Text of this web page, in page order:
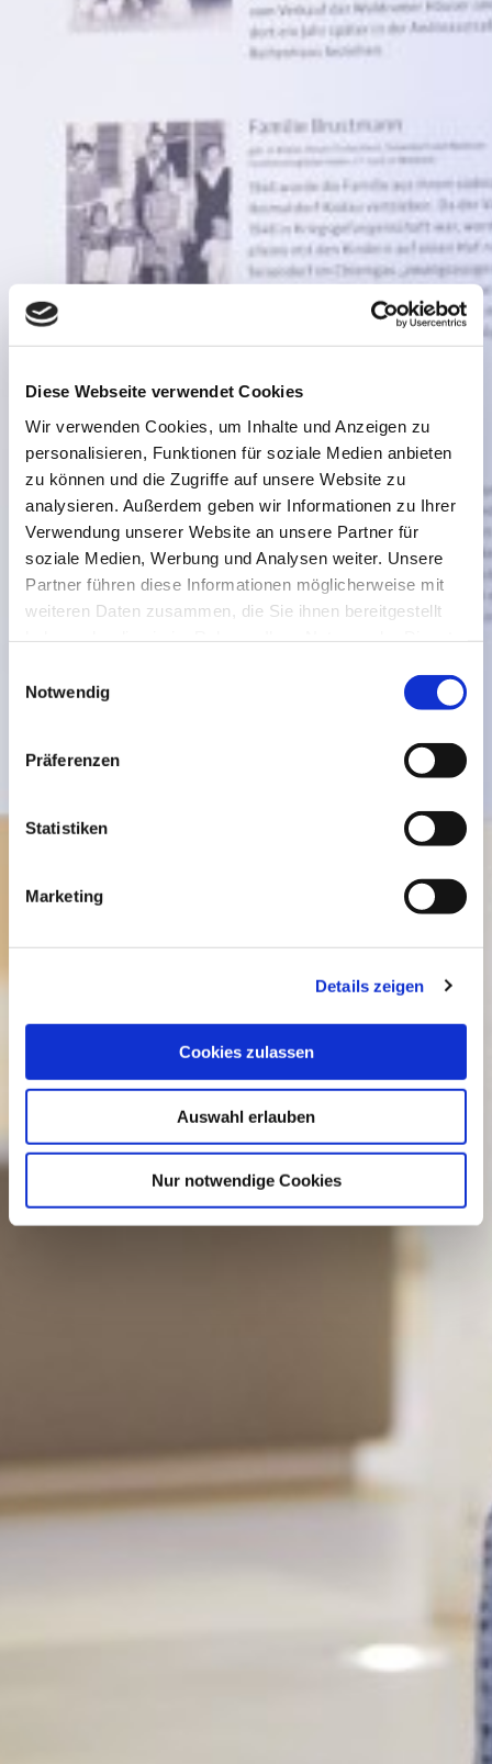
Diese Webseite verwendet Cookies
Wir verwenden Cookies, um Inhalte und Anzeigen zu
personalisieren, Funktionen für soziale Medien anbieten
zu können und die Zugriffe auf unsere Website zu
analysieren. Außerdem geben wir Informationen zu Ihrer
Verwendung unserer Website an unsere Partner für
soziale Medien, Werbung und Analysen weiter. Unsere
Partner führen diese Informationen möglicherweise mit
weiteren Daten zusammen, die Sie ihnen bereitgestellt
Notwendig
Präferenzen
Statistiken
Marketing
Details zeigen
Cookies zulassen
Auswahl erlauben
Nur notwendige Cookies